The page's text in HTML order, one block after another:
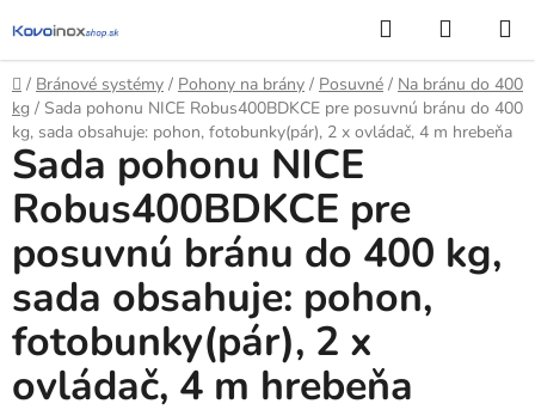
na
obsah
Hľadať
KOŠÍK
Domov
/ Bránové systémy / Pohony na brány / Posuvné / Na bránu do 400
kg / Sada pohonu NICE Robus400BDKCE pre posuvnú bránu do 400
kg, sada obsahuje: pohon, fotobunky(pár), 2 x ovládač, 4 m hrebeňa
Sada pohonu NICE
Robus400BDKCE pre
posuvnú bránu do 400 kg,
sada obsahuje: pohon,
fotobunky(pár), 2 x
ovládač, 4 m hrebeňa